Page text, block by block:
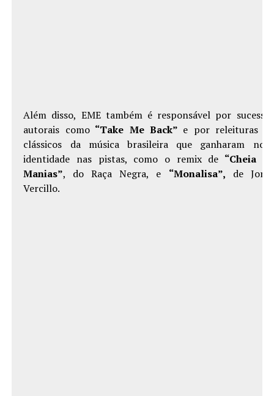
Além disso, EME também é responsável por sucessos
autorais como“Take Me Back” e por releituras de
clássicos da música brasileira que ganharam nova
identidade nas pistas, como o remix de “Cheia de
Manias”, do Raça Negra, e “Monalisa”, de Jorge
Vercillo.